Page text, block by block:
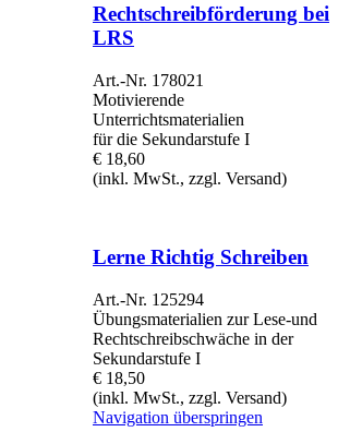
Rechtschreibförderung bei
LRS
Art.-Nr. 178021
Motivierende
Unterrichtsmaterialien
für die Sekundarstufe I
€ 18,60
(inkl. MwSt., zzgl. Versand)
Lerne Richtig Schreiben
Art.-Nr. 125294
Übungsmaterialien zur Lese-und
Rechtschreibschwäche in der
Sekundarstufe I
€ 18,50
(inkl. MwSt., zzgl. Versand)
Navigation überspringen